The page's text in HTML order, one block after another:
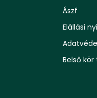
Ászf
Elállási
Belső